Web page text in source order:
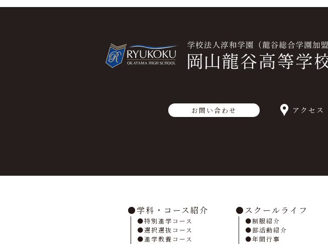
お問い合わせ アクセス
学科・コース紹介
特別進学コース
選択選抜コース
進学教養コース
スクールライフ
制服紹介
部活動紹介
年間行事